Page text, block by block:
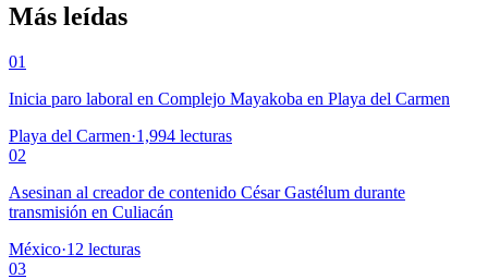
Más leídas
01
Inicia paro laboral en Complejo Mayakoba en Playa del Carmen
Playa del Carmen·1,994 lecturas
02
Asesinan al creador de contenido César Gastélum durante
transmisión en Culiacán
México·12 lecturas
03